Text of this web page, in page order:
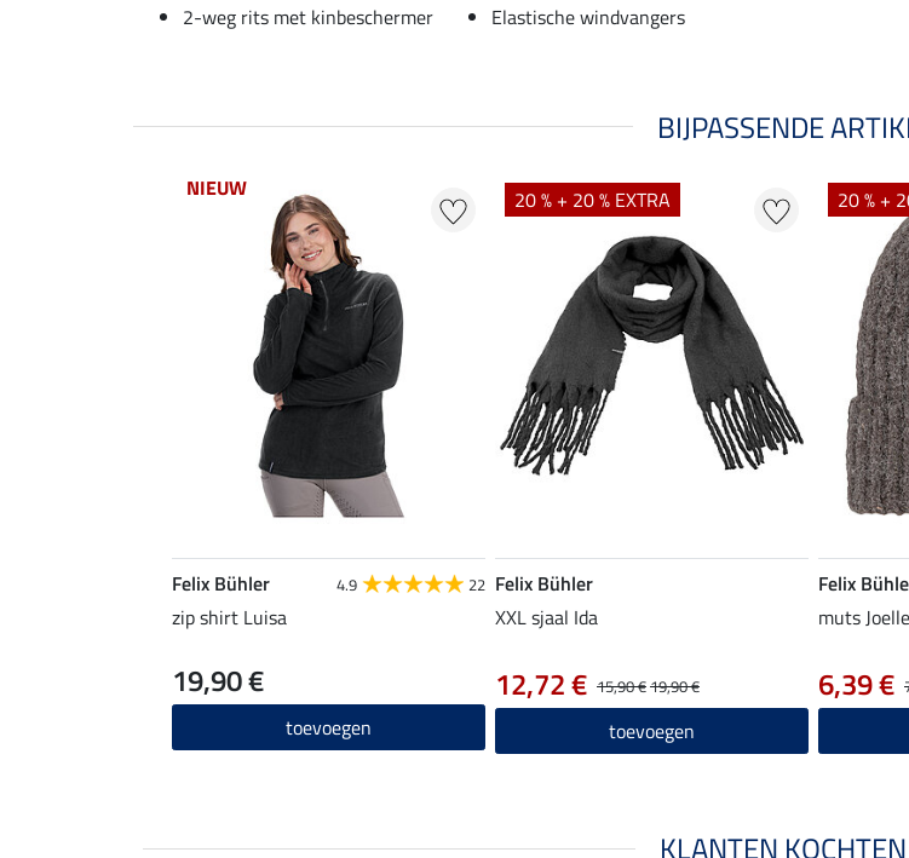
2-weg rits met kinbeschermer
Elastische windvangers
BIJPASSENDE
NIEUW
Felix Bühler 4.9 22
zip shirt Luisa
19,90 €
toevoegen
20 % + 20 % EXTRA
Felix Bühler
XXL sjaal Ida
15,90 €19,90 €
12,72 €
toevoegen
20 % +
Felix
muts Joelle
6,39 €
KLANTEN